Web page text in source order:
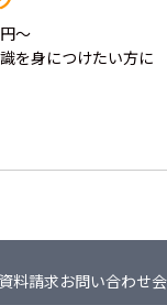
円～
を身につけたい方に
資料請求お問い合わせ